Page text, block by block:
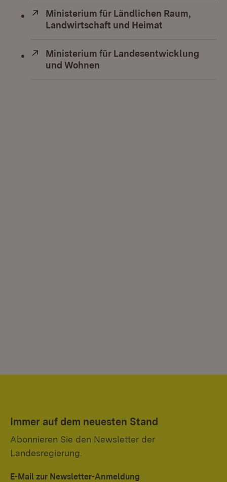
Extern:
Ministerium für Ländlichen Raum,
Landwirtschaft und Heimat
Extern:
Ministerium für Landesentwicklung
und Wohnen
Immer auf dem neuesten Stand
Abonnieren Sie den Newsletter der
Landesregierung.
E-Mail zur Newsletter-Anmeldung